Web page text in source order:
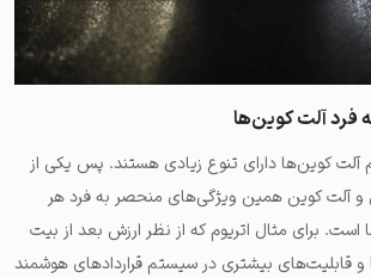
فرد آلت کوین‌ها
آلت کوین‌ها دارای تنوع زیادی هستند. پس یکی از
و آلت کوین همین ویژگی‌های منحصر به فرد هر
است. برای مثال اتریوم که از نظر ارزش بعد از بیت
و قابلیت‌های بیشتری در سیستم قراردادهای هوشمند